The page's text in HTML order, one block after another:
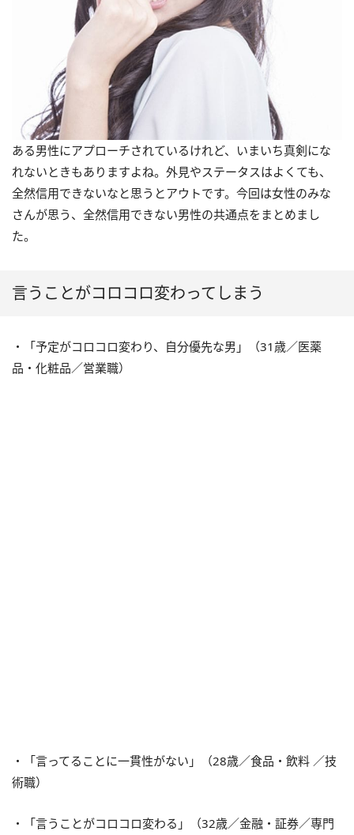
ある男性にアプローチされているけれど、いまいち真剣にな
れないときもありますよね。外見やステータスはよくても、
全然信用できないなと思うとアウトです。今回は女性のみな
さんが思う、全然信用できない男性の共通点をまとめまし
た。
言うことがコロコロ変わってしまう
・「予定がコロコロ変わり、自分優先な男」（31歳／医薬
品・化粧品／営業職）
・「言ってることに一貫性がない」（28歳／食品・飲料 ／技
術職）
・「言うことがコロコロ変わる」（32歳／金融・証券／専門